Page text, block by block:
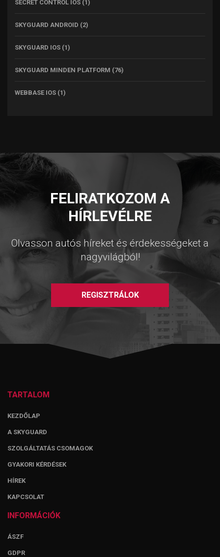
SECRET CONTROL IOS (1)
SKYGUARD ANDROID (2)
SKYGUARD IOS (1)
SKYGUARD MINDEN PLATFORM (76)
WEBBASE IOS (1)
FELIRATKOZOM A
HÍRLEVÉLRE
Olvasson autós híreket és érdekességeket a
nagyvilágból!
REGISZTRÁLOK
TARTALOM
KEZDŐLAP
A SKYGUARD
SZOLGÁLTATÁS CSOMAGOK
GYAKORI KÉRDÉSEK
HÍREK
KAPCSOLAT
INFORMÁCIÓK
ÁSZF
GDPR